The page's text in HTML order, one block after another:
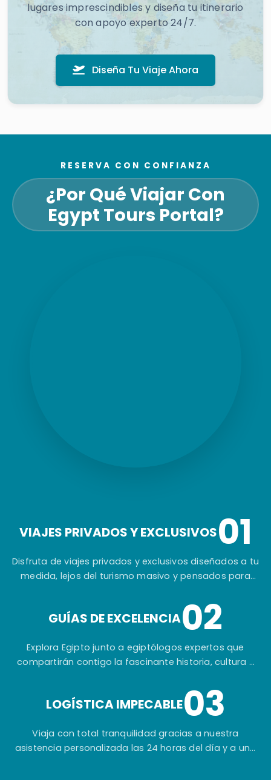
lugares imprescindibles y diseña tu itinerario
con apoyo experto 24/7.
Diseña Tu Viaje Ahora
RESERVA CON CONFIANZA
¿Por Qué Viajar Con
Egypt Tours Portal?
VIAJES PRIVADOS Y EXCLUSIVOS01
Disfruta de viajes privados y exclusivos diseñados a tu
medida, lejos del turismo masivo y pensados para
GUÍAS DE EXCELENCIA02
Explora Egipto junto a egiptólogos expertos que
compartirán contigo la fascinante historia, cultura y
extraordinarias del mundo.
LOGÍSTICA IMPECABLE03
Viaja con total tranquilidad gracias a nuestra
asistencia personalizada las 24 horas del día y a una